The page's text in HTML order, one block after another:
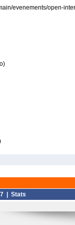
evenements/open-
Stats